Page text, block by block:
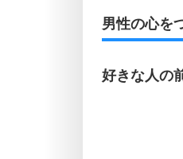
男性の心を
好きな人の